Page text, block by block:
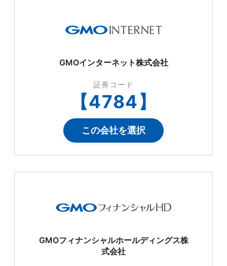
GMOインターネット株式会社
証券コード
【4784】
この会社を選択
GMOフィナンシャルホールディングス株
式会社